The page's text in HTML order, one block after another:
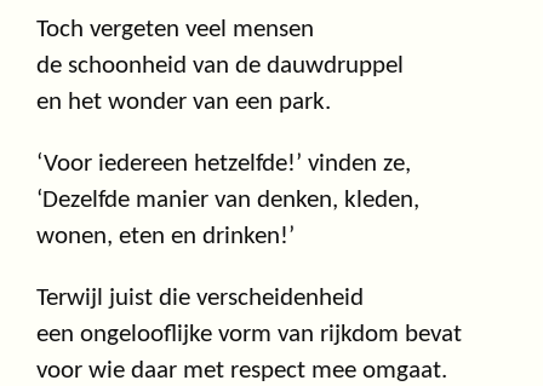
Toch vergeten veel mensen
de schoonheid van de dauwdruppel
en het wonder van een park.
‘Voor iedereen hetzelfde!’ vinden ze,
‘Dezelfde manier van denken, kleden,
wonen, eten en drinken!’
Terwijl juist die verscheidenheid
een ongelooflijke vorm van rijkdom bevat
voor wie daar met respect mee omgaat.